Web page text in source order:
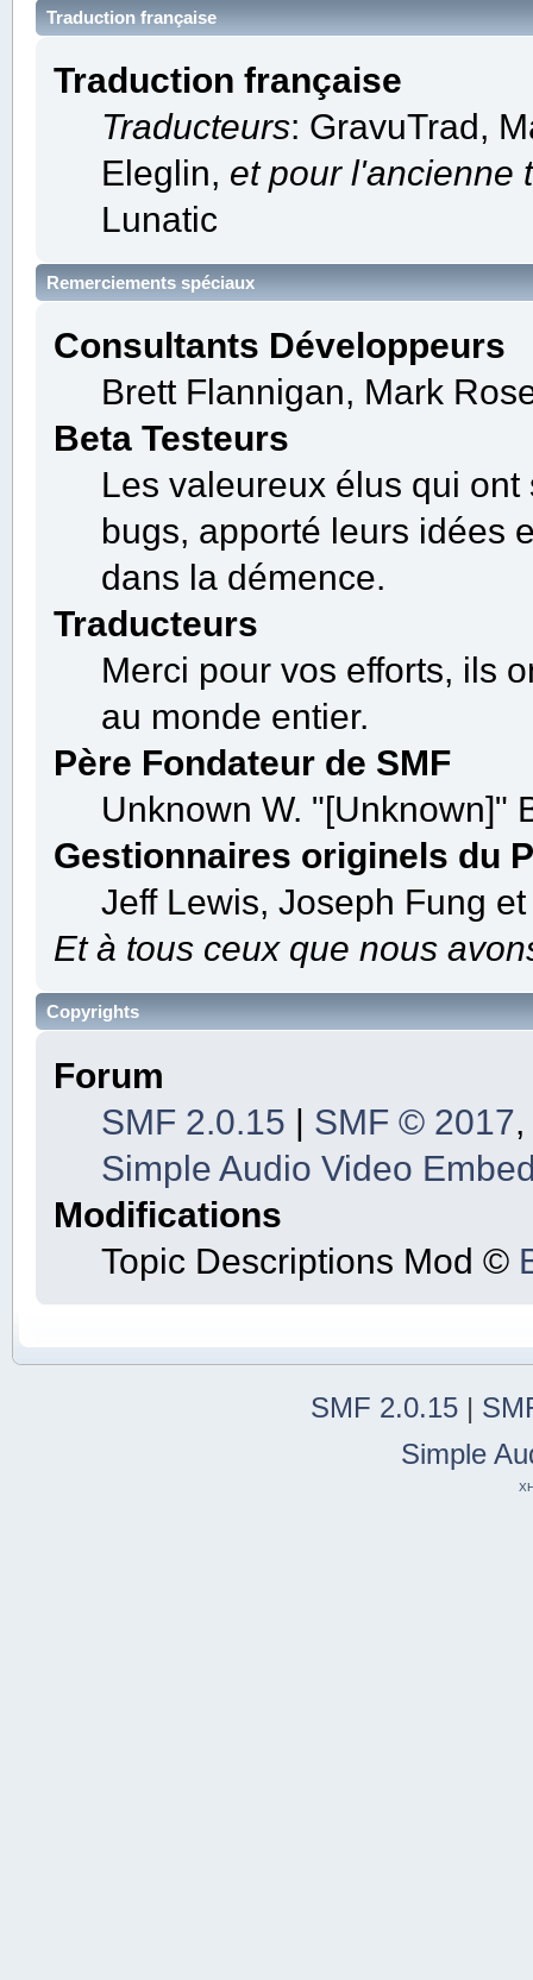
Traduction française
Traduction française
Traducteurs: GravuTrad,
Eleglin, et pour l'ancienne
Lunatic
Remerciements spéciaux
Consultants Développeurs
Brett Flannigan, Mark
Beta Testeurs
Les valeureux élus qui
bugs, apporté leurs idées
dans la démence.
Traducteurs
Merci pour vos efforts, ils
au monde entier.
Père Fondateur de SMF
Unknown W. "[Unknown]"
Gestionnaires originels du
Jeff Lewis, Joseph Fung
Et à tous ceux que nous
Copyrights
Forum
SMF 2.0.15 | SMF © 2017,
Simple Audio Video
Modifications
Topic Descriptions Mod ©
SMF 2.0.15|
Simple